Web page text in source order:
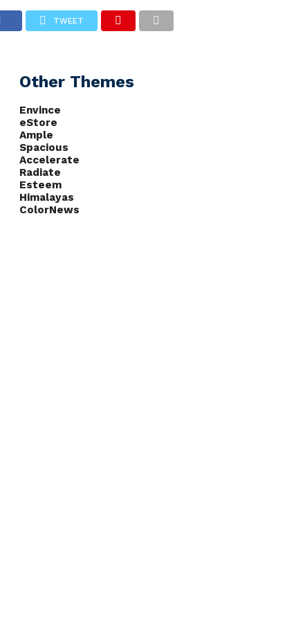
NOTÍCIAS PODCASTS
TWEET
Other Themes
Envince
eStore
Ample
Spacious
Accelerate
Radiate
Esteem
Himalayas
ColorNews